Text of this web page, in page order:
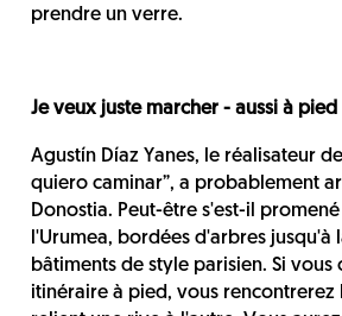
prendre un verre.
Je veux juste marcher - aussi à pied
Agustín Díaz Yanes, le réalisateur
quiero caminar”, a probablement
Donostia. Peut-être s'est-il
l'Urumea, bordées d'arbres jusqu'à
bâtiments de style parisien. Si vous
itinéraire à pied, vous rencontrerez